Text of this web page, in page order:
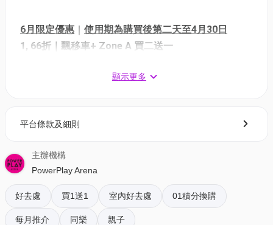
6月限定優惠 ｜ 使用期為購買後第二天至4月30日
1, 66折｜飄移車+ Zone A 買二送一
價錢：$320（原價$425）
價錢：$ 280
The BattleField Zone A 一小時+ 65電子金幣 + 會
藉 | 購買後第二天起方可使用
顯示更多
平台條款及細則
主辦機構
PowerPlay Arena
好去處 買1送1 室內好去處 01積分換購
每月推介 同樂 親子